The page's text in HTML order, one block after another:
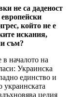
не са даденост
който не е
искания,
съм?
началото на
Украинска
единство и
украинската
целия